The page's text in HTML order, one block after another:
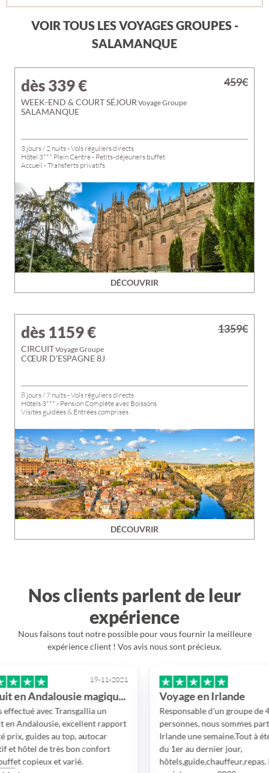
VOIR TOUS LES VOYAGES GROUPES -
SALAMANQUE
dès 339€
WEEK-END & COURT SÉJOUR Voyage Groupe
SALAMANQUE
3 jours / 2 nuits - Vols réguliers directs
Hôtel 3*** Plein Centre - Petits-déjeuners buffet
Accueil - Transferts privatifs
DÉCOUVRIR
459€
dès 1159€
CIRCUITVoyage Groupe
CŒUR D'ESPAGNE 8J
8 jours / 7 nuits - Vols réguliers directs
Hôtels 3*** - Pension Complète avec Boissons
Visites guidées & Entrées comprises
DÉCOUVRIR
1359€
Nos clients parlent de leur
expérience
Nous faisons tout notre possible pour vous fournir la meilleure
expérience client ! Vos avis nous sont précieux.
19-11-2021
Circuit en Andalousie magique!!
avec Transgallia un
excellent rapport
au top, autocar
de très bon confort
et varié.
Voyage en Irlande
Responsable d'un groupe de 45
personnes, nous sommes partis en
Irlande une semaine.Tout à été
du 1er au dernier jour,
hôtels,guide,chauffeur,repas. Nous